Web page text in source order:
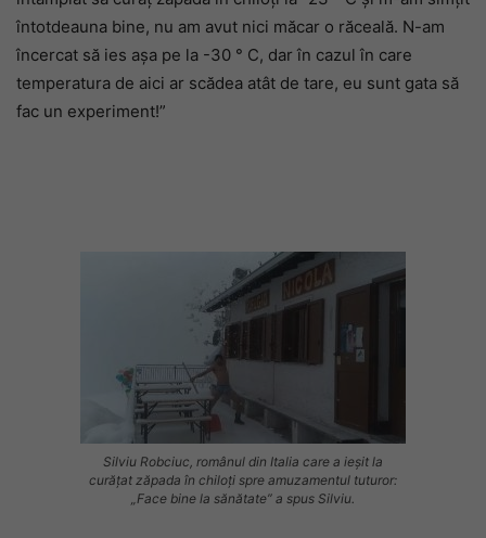
întotdeauna bine, nu am avut nici măcar o răceală. N-am
încercat să ies așa pe la -30 ° C, dar în cazul în care
temperatura de aici ar scădea atât de tare, eu sunt gata să
fac un experiment!”
Silviu Robciuc, românul din Italia care a ieșit la
curățat zăpada în chiloți spre amuzamentul tuturor:
„Face bine la sănătate” a spus Silviu.